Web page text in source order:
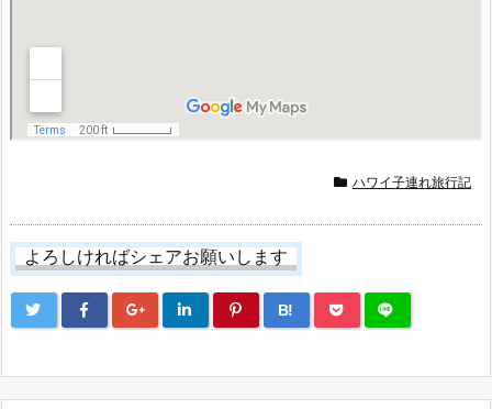
ハワイ子連れ旅行記
よろしければシェアお願いします
B!